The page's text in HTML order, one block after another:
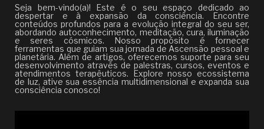
Seja bem-vindo(a)! Este é o seu espaço dedicado ao
despertar e à expansão da consciência. Encontre
conteúdos profundos para a evolução integral do seu ser,
abordando autoconhecimento, meditação, cura, iluminação
e seres cósmicos. Nosso propósito é fornecer
ferramentas que guiam sua jornada de Ascensão pessoal e
planetária. Além de artigos, oferecemos suporte para seu
desenvolvimento através de palestras, cursos, eventos e
atendimentos terapêuticos. Explore nosso ecossistema
de luz, ative sua essência multidimensional e expanda sua
consciência conosco!